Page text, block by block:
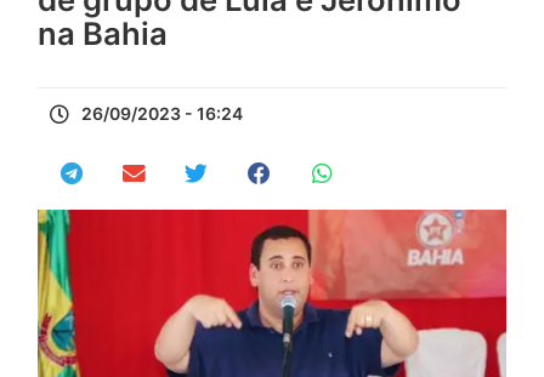
na Bahia
26/09/2023 - 16:24